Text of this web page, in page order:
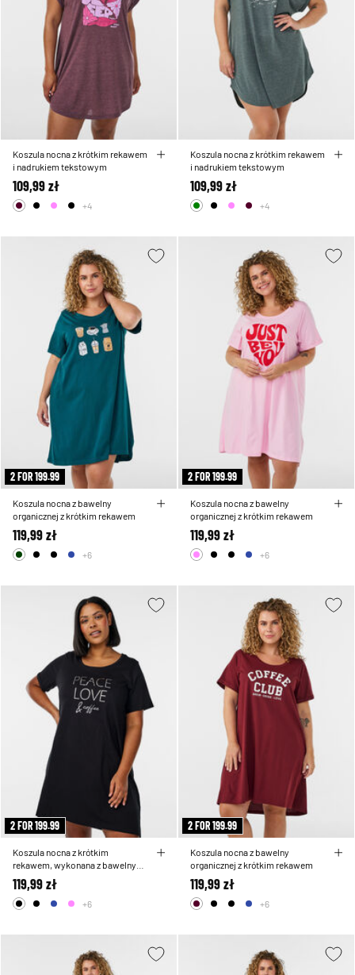
Koszula nocna z krótkim rekawem
i nadrukiem tekstowym
109,99 zł
+4
Koszula nocna z krótkim rekawem
i nadrukiem tekstowym
109,99 zł
+4
2 FOR 199.99
Koszula nocna z bawelny
organicznej z krótkim rekawem
119,99 zł
+6
2 FOR 199.99
Koszula nocna z bawelny
organicznej z krótkim rekawem
119,99 zł
+6
2 FOR 199.99
Koszula nocna z krótkim
rekawem, wykonana z bawelny
organicznej
119,99 zł
+6
2 FOR 199.99
Koszula nocna z bawelny
organicznej z krótkim rekawem
119,99 zł
+6